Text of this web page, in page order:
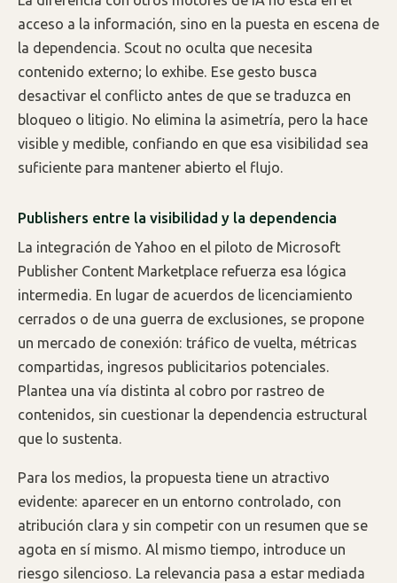
acceso a la información, sino en la puesta en escena de
la dependencia. Scout no oculta que necesita
contenido externo; lo exhibe. Ese gesto busca
desactivar el conflicto antes de que se traduzca en
bloqueo o litigio. No elimina la asimetría, pero la hace
visible y medible, confiando en que esa visibilidad sea
suficiente para mantener abierto el flujo.
Publishers entre la visibilidad y la dependencia
La integración de Yahoo en el piloto de Microsoft
Publisher Content Marketplace refuerza esa lógica
intermedia. En lugar de acuerdos de licenciamiento
cerrados o de una guerra de exclusiones, se propone
un mercado de conexión: tráfico de vuelta, métricas
compartidas, ingresos publicitarios potenciales.
Plantea una vía distinta al cobro por rastreo de
contenidos, sin cuestionar la dependencia estructural
que lo sustenta.
Para los medios, la propuesta tiene un atractivo
evidente: aparecer en un entorno controlado, con
atribución clara y sin competir con un resumen que se
agota en sí mismo. Al mismo tiempo, introduce un
riesgo silencioso. La relevancia pasa a estar mediada